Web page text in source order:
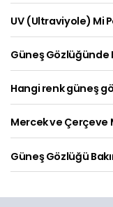
UV (Ultraviyole) Mi
Güneş Gözlüğünde
Hangi renk güneş
Mercek ve Çerçeve
Güneş Gözlüğü